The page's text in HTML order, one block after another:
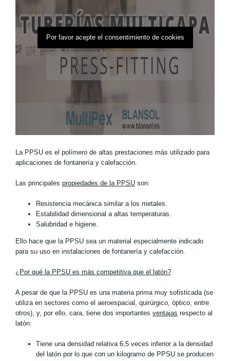
Por favor acepte el consentimiento de cookies
Nueva gama de accesorios de PPSU
Dentro de su familia de accesorios de prensado Multipex para
tuberías multicapa, Blansol ha lanzado una gama de accesorios
de polifenilsulfona (PPSU), como alternativa a los accesorios
tradicionales de latón.
La PPSU es el polímero de altas prestaciones más utilizado para
aplicaciones de fontanería y calefacción.
Las principales propiedades de la PPSU son:
Resistencia mecánica similar a los metales.
Estabilidad dimensional a altas temperaturas.
Salubridad e higiene.
Ello hace que la PPSU sea un material especialmente indicado
para su uso en instalaciones de fontanería y calefacción.
¿Por qué la PPSU es más competitiva que el latón?
A pesar de que la PPSU es una materia prima muy sofisticada (se
utiliza en sectores como el aeroespacial, quirúrgico, óptico, entre
otros), y, por ello, cara, tiene dos importantes ventajas respecto al
latón:
Tiene una densidad relativa 6,5 veces inferior a la densidad
del latón por lo que con un kilogramo de PPSU se producen